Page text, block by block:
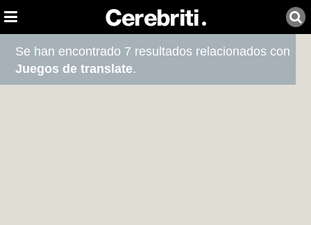
Se han encontrado 7 resultados relacionados con
Juegos de translate.